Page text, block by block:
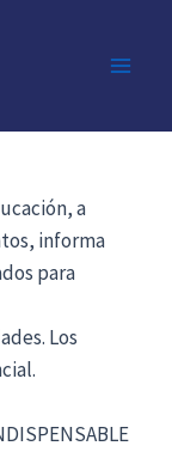
a
informa
para
Los